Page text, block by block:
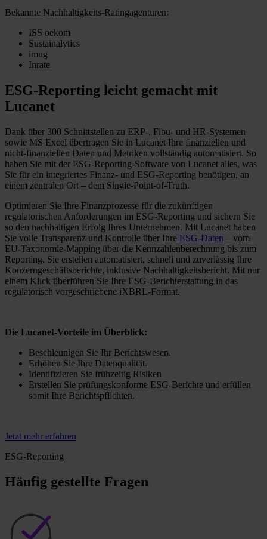
Bekannte Nachhaltigkeits-Ratingagenturen:
ISS oekom
Sustainalytics
imug
Inrate
ESG-Reporting leicht gemacht mit
Lucanet
Dank über 300 Schnittstellen zu ERP-, Fibu- und HR-Systemen
sowie MS Excel übertragen Sie in Lucanet Ihre finanziellen und
nicht-finanziellen Daten und Metriken vollständig automatisiert. So
haben Sie mit der ESG-Reporting-Software von Lucanet alles, was
Sie für ein integriertes Finanz- und ESG-Reporting benötigen, an
einem zentralen Ort – dem Single-Point-of-Truth.
Optimieren Sie Ihre Finanzprozesse für die zukünftigen
regulatorischen Anforderungen im ESG-Reporting und sichern Sie
so den nachhaltigen Erfolg Ihres Unternehmen. Mit Lucanet haben
Sie volle Transparenz und Kontrolle über Ihre ESG-Daten – vom
EU-Taxonomie-Mapping über die Kennzahlenberechnung bis zum
Reporting. Sie erstellen automatisiert, schnell und zuverlässig Ihre
Konzerngeschäftsberichte, inklusive Nachhaltigkeitsbericht. Mit nur
einem Klick überführen Sie Ihre ESG-Berichterstattung in das
regulatorisch vorgeschriebene iXBRL-Format.
Die Lucanet-Vorteile im Überblick:
Beschleunigen Sie Ihr Berichtswesen.
Erhöhen Sie Ihre Datenqualität.
Identifizieren Sie frühzeitig Risiken
Erstellen Sie prüfungskonforme ESG-Berichte und erfüllen
somit Ihre Berichtspflichten.
Jetzt mehr erfahren
ESG-Reporting
Häufig gestellte Fragen